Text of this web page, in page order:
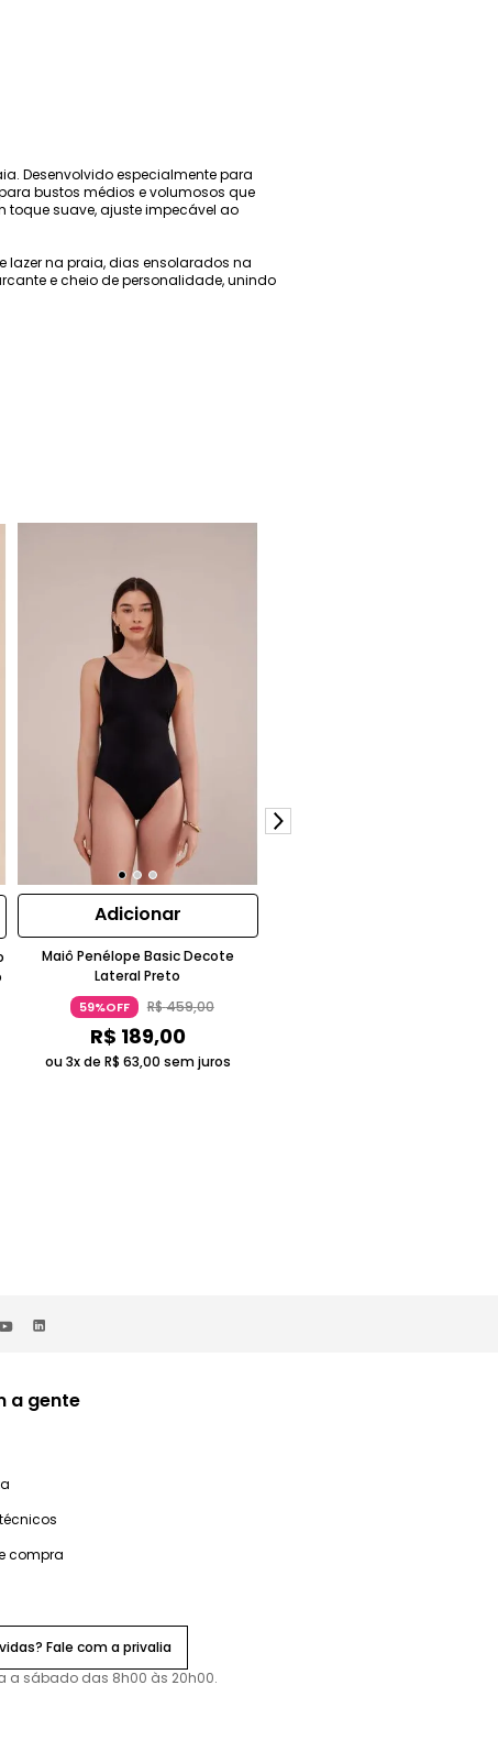
Desenvolvido especialmente para
bustos médios e volumosos que
suave, ajuste impecável ao
lazer na praia, dias ensolarados na
e cheio de personalidade, unindo
Adicionar
Maiô Penélope Basic Decote
Lateral Preto
59%OFF R$459,00
R$ 189,00
ou 3x de R$ 63,00 sem juros
a gente
compra
Fale com a privalia
a sábado das 8h00 às 20h00.